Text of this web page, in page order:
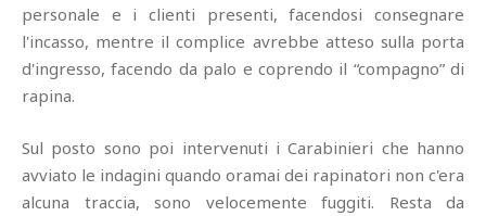
personale e i clienti presenti, facendosi consegnare
l'incasso, mentre il complice avrebbe atteso sulla porta
d'ingresso, facendo da palo e coprendo il “compagno” di
rapina.
Sul posto sono poi intervenuti i Carabinieri che hanno
avviato le indagini quando oramai dei rapinatori non c'era
alcuna traccia, sono velocemente fuggiti. Resta da